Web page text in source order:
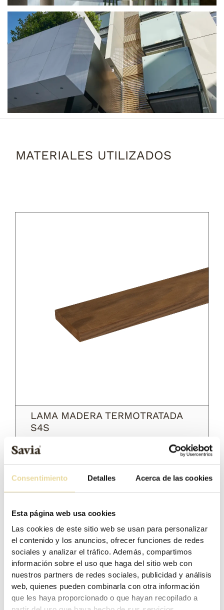
Consentimiento Detalles Acerca de las cookies
Esta página web usa cookies
Las cookies de este sitio web se usan para personalizar
el contenido y los anuncios, ofrecer funciones de redes
sociales y analizar el tráfico. Además, compartimos
información sobre el uso que haga del sitio web con
nuestros partners de redes sociales, publicidad y análisis
web, quienes pueden combinarla con otra información
que les haya proporcionado o que hayan recopilado a
MATERIALES UTILIZADOS
LAMA MADERA TERMOTRATADA
S4S
Medida: